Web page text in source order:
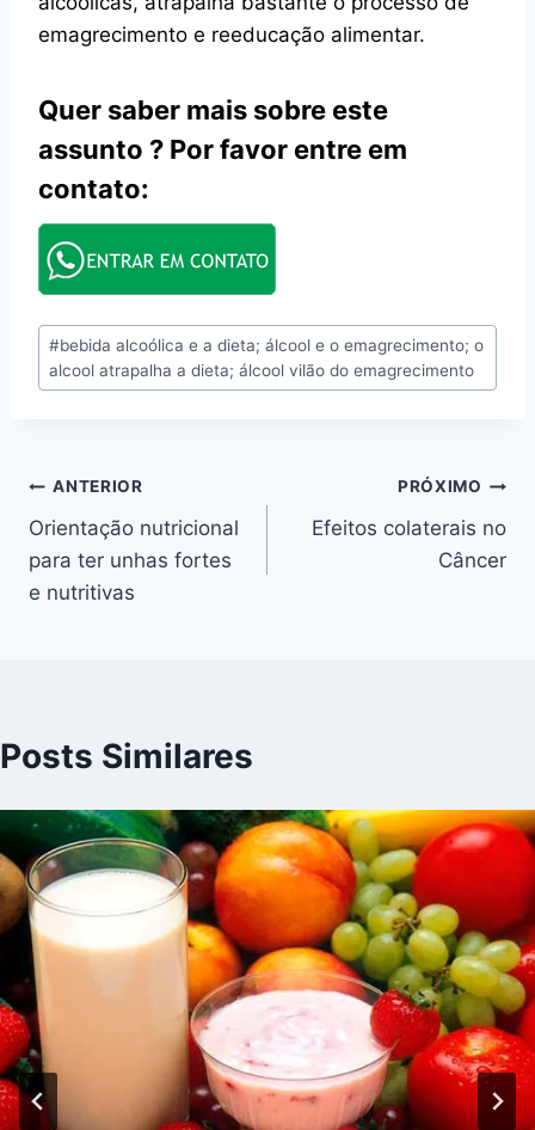
emagrecimento e reeducação alimentar.
Quer saber mais sobre este
assunto ? Por favor entre em
contato:
Tags
do
Post:
#bebida alcoólica e a dieta; álcool e o emagrecimento; o
alcool atrapalha a dieta; álcool vilão do emagrecimento
Navegação
de
Post
ANTERIOR
Orientação nutricional
para ter unhas fortes
e nutritivas
PRÓXIMO
Efeitos colaterais no
Câncer
Posts Similares